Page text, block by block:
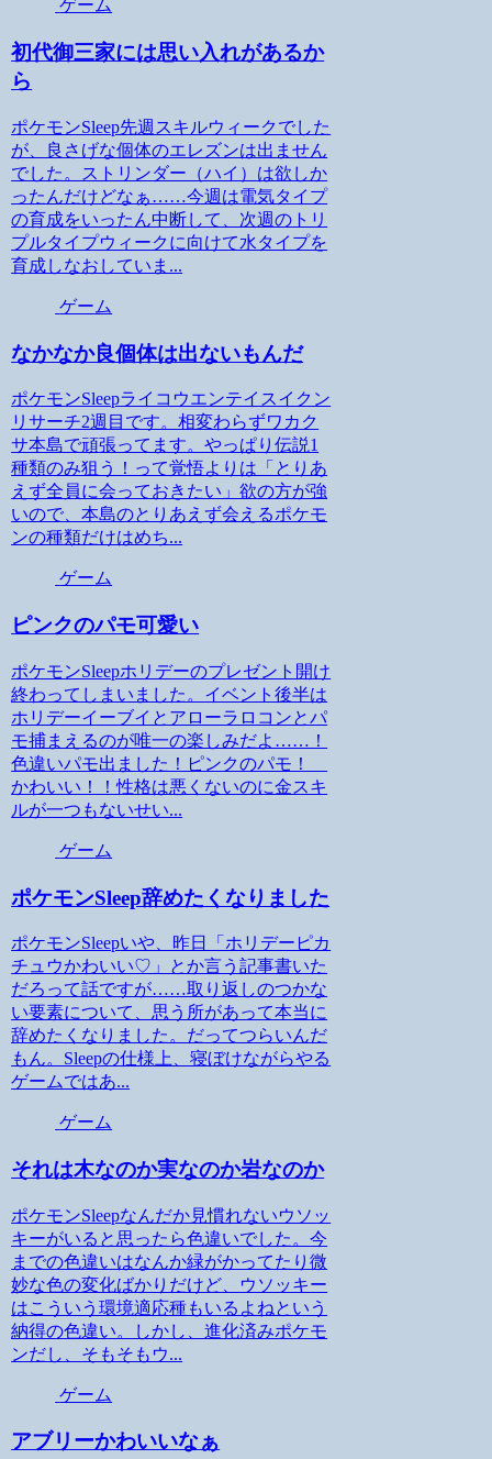
ゲーム
初代御三家には思い入れがあるか
ら
ポケモンSleep先週スキルウィークでした
が、良さげな個体のエレズンは出ません
でした。ストリンダー（ハイ）は欲しか
ったんだけどなぁ……今週は電気タイプ
の育成をいったん中断して、次週のトリ
プルタイプウィークに向けて水タイプを
育成しなおしていま...
ゲーム
なかなか良個体は出ないもんだ
ポケモンSleepライコウエンテイスイクン
リサーチ2週目です。相変わらずワカク
サ本島で頑張ってます。やっぱり伝説1
種類のみ狙う！って覚悟よりは「とりあ
えず全員に会っておきたい」欲の方が強
いので、本島のとりあえず会えるポケモ
ンの種類だけはめち...
ゲーム
ピンクのパモ可愛い
ポケモンSleepホリデーのプレゼント開け
終わってしまいました。イベント後半は
ホリデーイーブイとアローラロコンとパ
モ捕まえるのが唯一の楽しみだよ……！
色違いパモ出ました！ピンクのパモ！
かわいい！！性格は悪くないのに金スキ
ルが一つもないせい...
ゲーム
ポケモンSleep辞めたくなりました
ポケモンSleepいや、昨日「ホリデーピカ
チュウかわいい♡」とか言う記事書いた
だろって話ですが……取り返しのつかな
い要素について、思う所があって本当に
辞めたくなりました。だってつらいんだ
もん。Sleepの仕様上、寝ぼけながらやる
ゲームではあ...
ゲーム
それは木なのか実なのか岩なのか
ポケモンSleepなんだか見慣れないウソッ
キーがいると思ったら色違いでした。今
までの色違いはなんか緑がかってたり微
妙な色の変化ばかりだけど、ウソッキー
はこういう環境適応種もいるよねという
納得の色違い。しかし、進化済みポケモ
ンだし、そもそもウ...
ゲーム
アブリーかわいいなぁ